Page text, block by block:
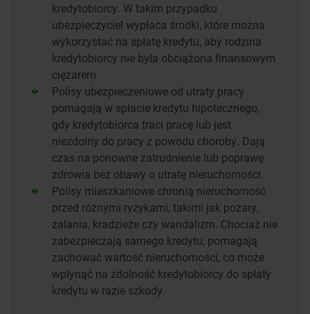
kredytobiorcy. W takim przypadku
ubezpieczyciel wypłaca środki, które można
wykorzystać na spłatę kredytu, aby rodzina
kredytobiorcy nie była obciążona finansowym
ciężarem.
Polisy ubezpieczeniowe od utraty pracy
pomagają w spłacie kredytu hipotecznego,
gdy kredytobiorca traci pracę lub jest
niezdolny do pracy z powodu choroby. Dają
czas na ponowne zatrudnienie lub poprawę
zdrowia bez obawy o utratę nieruchomości.
Polisy mieszkaniowe chronią nieruchomość
przed różnymi ryzykami, takimi jak pożary,
zalania, kradzieże czy wandalizm. Chociaż nie
zabezpieczają samego kredytu, pomagają
zachować wartość nieruchomości, co może
wpłynąć na zdolność kredytobiorcy do spłaty
kredytu w razie szkody.